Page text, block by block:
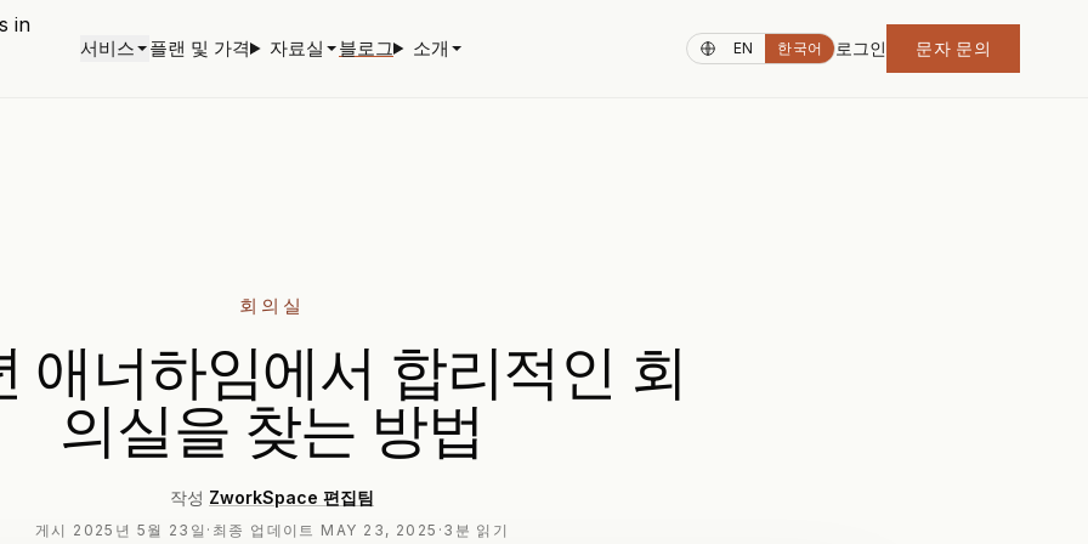
서비스 플랜 및 가격 자료실 블로그 소개 EN 한국어 로그인 문자 문의
회의실
애너하임에서 합리적인 회
의실을 찾는 방법
작성 ZworkSpace 편집팀
게시 2025년 5월 23일 · 최종 업데이트 MAY 23, 2025 · 3분 읽기